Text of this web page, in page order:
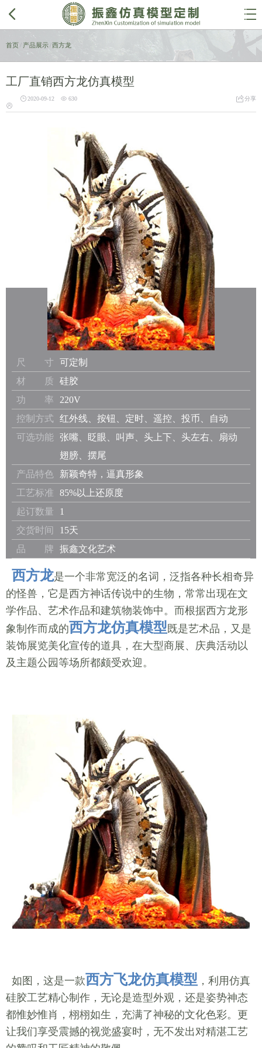
 
首页 产品展示/西方龙
工厂直销西方龙仿真模型

 2020-09-12  630 分享
尺 寸
可定制
材 质
硅胶
功 率
220V
控制方式
红外线、按钮、定时、遥控、投币、自动
可选功能
张嘴、眨眼、叫声、头上下、头左右、扇动
翅膀、摆尾
产品特色
新颖奇特，逼真形象
工艺标准
85%以上还原度
起订数量
1
交货时间
15天
品 牌
振鑫文化艺术
西方龙是一个非常宽泛的名词，泛指各种长相奇异
的怪兽，它是西方神话传说中的生物，常常出现在文
学作品、艺术作品和建筑物装饰中。而根据西方龙形
象制作而成的西方龙仿真模型既是艺术品，又是
装饰展览美化宣传的道具，在大型商展、庆典活动以
及主题公园等场所都颇受欢迎。
如图，这是一款西方飞龙仿真模型 ，利用仿真
硅胶工艺精心制作，无论是造型外观，还是姿势神态
都惟妙惟肖，栩栩如生，充满了神秘的文化色彩。更
让我们享受震撼的视觉盛宴时，无不发出对精湛工艺